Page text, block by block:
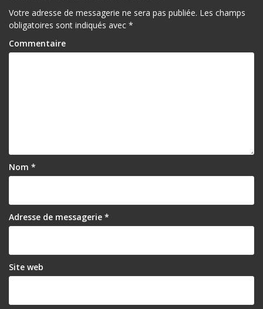
Votre adresse de messagerie ne sera pas publiée. Les champs
obligatoires sont indiqués avec *
Commentaire
Nom *
Adresse de messagerie *
Site web